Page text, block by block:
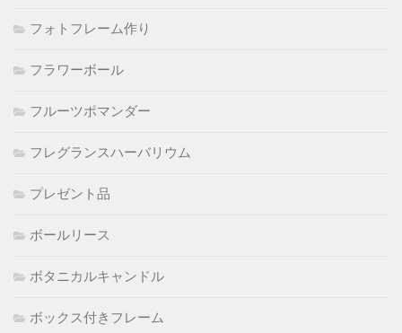
フォトフレーム作り
フラワーボール
フルーツポマンダー
フレグランスハーバリウム
プレゼント品
ボールリース
ボタニカルキャンドル
ボックス付きフレーム